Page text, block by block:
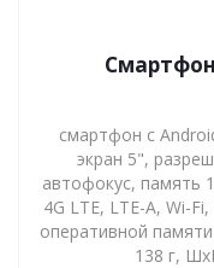
смартфон с
экран 5",
автофокус, память
4G LTE, LTE-A, Wi-
оперативной
138 г,